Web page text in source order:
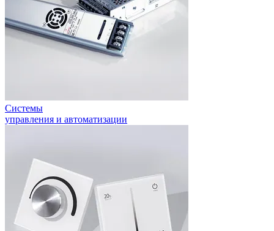
Системы
управления и автоматизации